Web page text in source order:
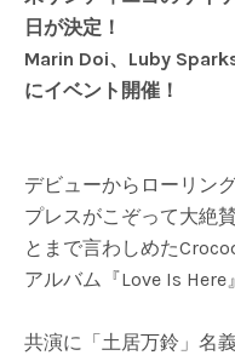
日が決定！
Marin Doi、Luby
にイベント開催！
デビューからローリン
プレスがこぞって大絶
とまで言わしめた
アルバム『Love Is Here
共演に「土居万鈴」名